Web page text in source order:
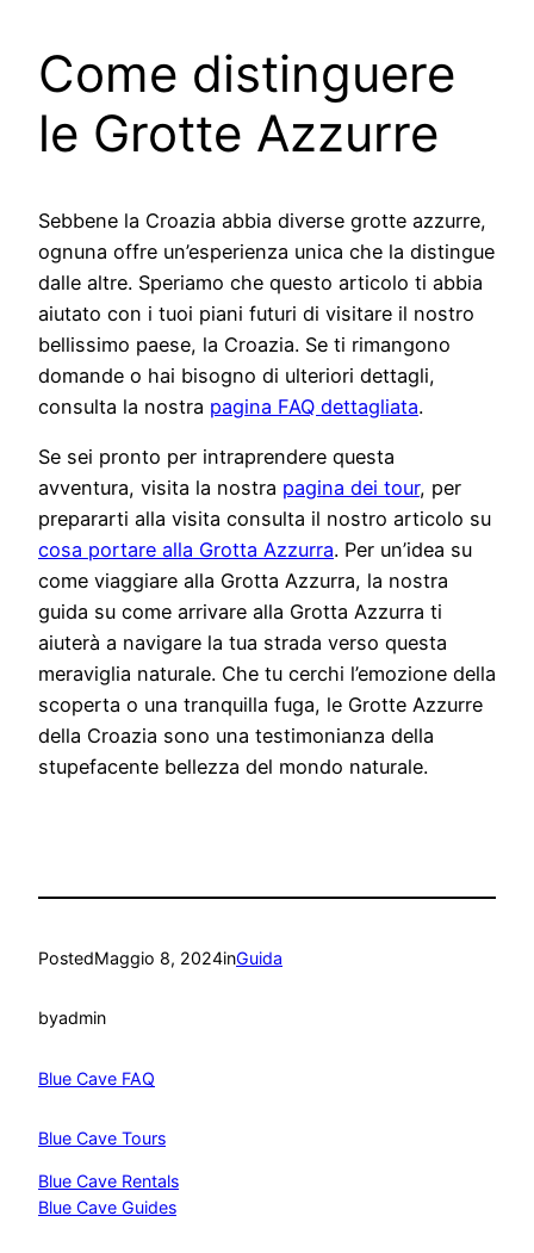
Come distinguere
le Grotte Azzurre
Sebbene la Croazia abbia diverse grotte azzurre,
ognuna offre un’esperienza unica che la distingue
dalle altre. Speriamo che questo articolo ti abbia
aiutato con i tuoi piani futuri di visitare il nostro
bellissimo paese, la Croazia. Se ti rimangono
domande o hai bisogno di ulteriori dettagli,
consulta la nostra pagina FAQ dettagliata.
Se sei pronto per intraprendere questa
avventura, visita la nostra pagina dei tour, per
prepararti alla visita consulta il nostro articolo su
cosa portare alla Grotta Azzurra. Per un’idea su
come viaggiare alla Grotta Azzurra, la nostra
guida su come arrivare alla Grotta Azzurra ti
aiuterà a navigare la tua strada verso questa
meraviglia naturale. Che tu cerchi l’emozione della
scoperta o una tranquilla fuga, le Grotte Azzurre
della Croazia sono una testimonianza della
stupefacente bellezza del mondo naturale.
PostedMaggio 8, 2024inGuida
byadmin
Blue Cave FAQ
Blue Cave Tours
Blue Cave Rentals
Blue Cave Guides